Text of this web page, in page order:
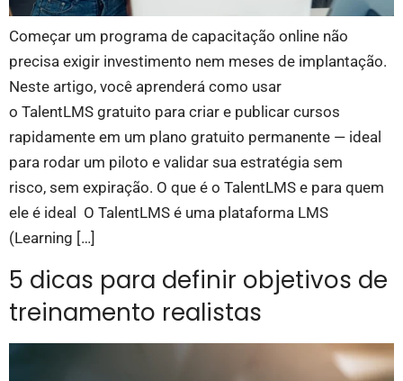
Começar um programa de capacitação online não
precisa exigir investimento nem meses de implantação.
Neste artigo, você aprenderá como usar
o TalentLMS gratuito para criar e publicar cursos
rapidamente em um plano gratuito permanente — ideal
para rodar um piloto e validar sua estratégia sem
risco, sem expiração. O que é o TalentLMS e para quem
ele é ideal O TalentLMS é uma plataforma LMS
(Learning […]
5 dicas para definir objetivos de
treinamento realistas